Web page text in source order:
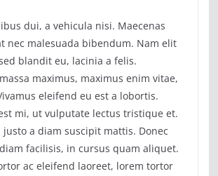
dui, a vehicula nisi. Maecenas
nec malesuada bibendum. Nam elit
blandit eu, lacinia a felis.
maximus, maximus enim vitae,
eleifend eu est a lobortis.
mi, ut vulputate lectus tristique et.
justo a diam suscipit mattis. Donec
facilisis, in cursus quam aliquet.
ac eleifend laoreet, lorem tortor